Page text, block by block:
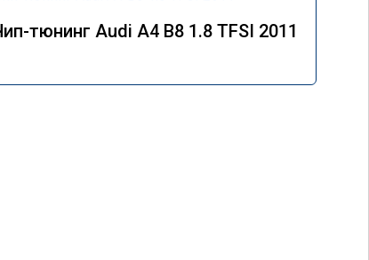
тюнинг Audi A4 B8 1.8 TFSI 2011